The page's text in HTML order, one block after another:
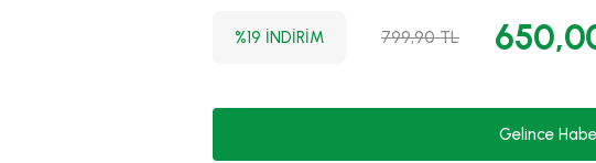
%19 İNDİRİM 799,90 TL
Gelince